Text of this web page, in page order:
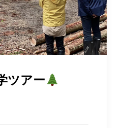
ツアー